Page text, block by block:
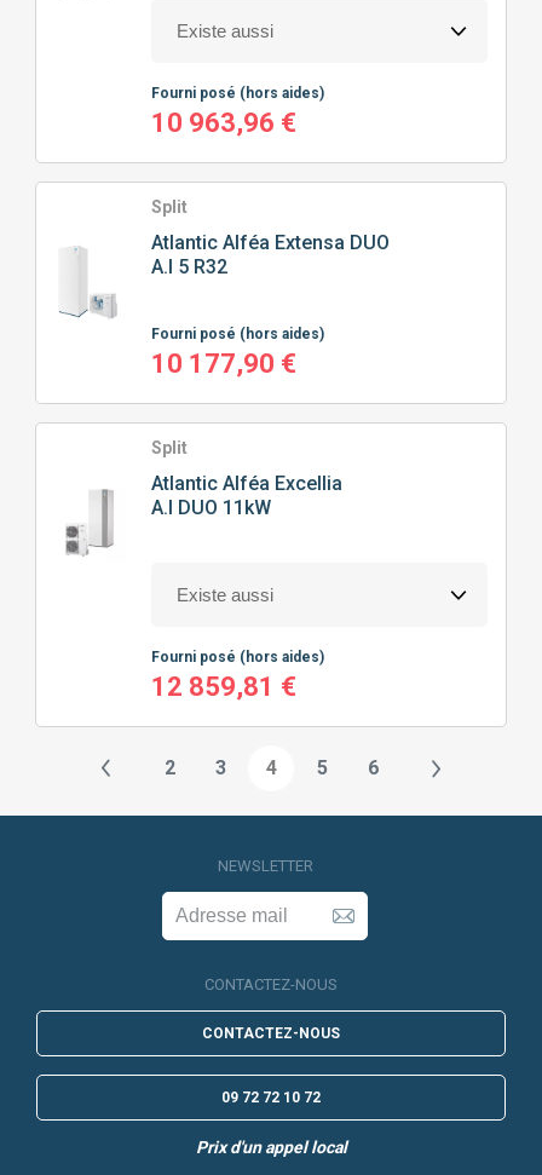
Fourni posé (hors aides)
10 963,96 €
Split
Atlantic Alféa Extensa DUO
A.I 5 R32
Fourni posé (hors aides)
10 177,90 €
Split
Atlantic Alféa Excellia
A.I DUO 11kW
Fourni posé (hors aides)
12 859,81 €
2 3 4 5 6
NEWSLETTER
CONTACTEZ-NOUS
CONTACTEZ-NOUS
09 72 72 10 72
Prix d'un appel local